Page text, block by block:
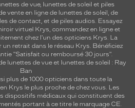
de vue, lunettes de soleil et piles
vente en ligne de lunettes de soleil, de
de contact , et de piles audios. Essayez
virtuel Krys, commandez en ligne et
chez l'un des opticiens Krys. La
retrait dans le réseau Krys. Bénéficiez
"Satisfait ou remboursé 30 jours".
lunettes de vue et lunettes de soleil : Ray
Ban
plus de 1000 opticiens dans toute la
Krys le plus proche de chez vous . Les
dispositifs médicaux qui constituent des
portant à ce titre le marquage CE.